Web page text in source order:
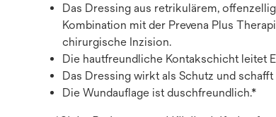
Das Dressing aus retrikulärem,
Kombination mit der Prevena Plus
chirurgische Inzision.
Die hautfreundliche Kontakschicht leitet
Das Dressing wirkt als Schutz und
Die Wundauflage ist duschfreundlich.*